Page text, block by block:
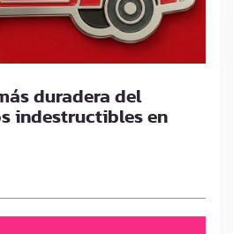
duradera del
indestructibles en